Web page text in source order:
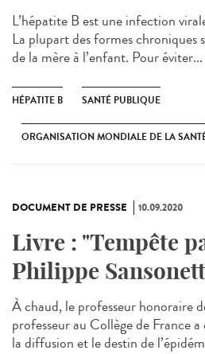
L’hépatite B est une infection
La plupart des formes chroniques
de la mère à l’enfant. Pour éviter...
HÉPATITE B SANTÉ PUBLIQUE
ORGANISATION MONDIALE DE LA
DOCUMENT DE PRESSE 10.09.2020
Livre : "Tempête
Philippe
À chaud, le professeur honoraire
professeur au Collège de France
la diffusion et le destin de